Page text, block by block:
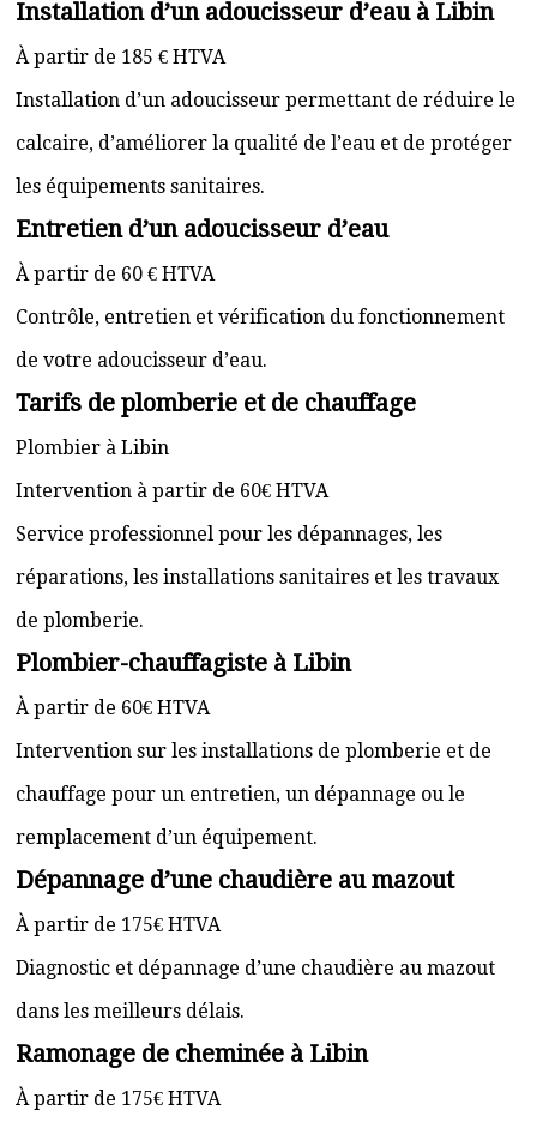
Installation d’un adoucisseur d’eau à Libin
À partir de 185 € HTVA
Installation d’un adoucisseur permettant de réduire le
calcaire, d’améliorer la qualité de l’eau et de protéger
les équipements sanitaires.
Entretien d’un adoucisseur d’eau
À partir de 60 € HTVA
Contrôle, entretien et vérification du fonctionnement
de votre adoucisseur d’eau.
Tarifs de plomberie et de chauffage
Plombier à Libin
Intervention à partir de 60€ HTVA
Service professionnel pour les dépannages, les
réparations, les installations sanitaires et les travaux
de plomberie.
Plombier-chauffagiste à Libin
À partir de 60€ HTVA
Intervention sur les installations de plomberie et de
chauffage pour un entretien, un dépannage ou le
remplacement d’un équipement.
Dépannage d’une chaudière au mazout
À partir de 175€ HTVA
Diagnostic et dépannage d’une chaudière au mazout
dans les meilleurs délais.
Ramonage de cheminée à Libin
À partir de 175€ HTVA